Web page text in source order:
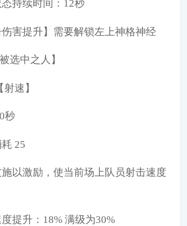
态持续时间：12秒
害提升】需要解锁左上神格神经
选中之人】
射速】
秒
25
以激励，使当前场上队员射击速度
提升：18% 满级为30%